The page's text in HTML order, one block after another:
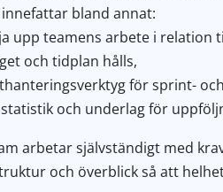
bland annat:
upp teamens arbete i relation
och tidplan hålls,
för sprint-
och underlag för
arbetar självständigt med
och överblick så att